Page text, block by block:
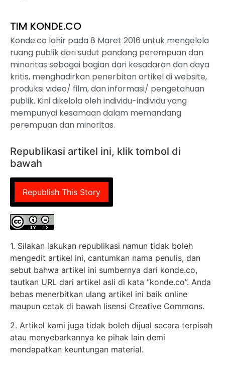
TIM KONDE.CO
Konde.co lahir pada 8 Maret 2016 untuk mengelola
ruang publik dari sudut pandang perempuan dan
minoritas sebagai bagian dari kesadaran dan daya
kritis, menghadirkan penerbitan artikel di website,
produksi video/ film, dan informasi/ pengetahuan
publik. Kini dikelola oleh individu-individu yang
mempunyai kesamaan dalam memandang
perempuan dan minoritas.
Republikasi artikel ini, klik tombol di
bawah
Republish This Story
1. Silakan lakukan republikasi namun tidak boleh
mengedit artikel ini, cantumkan nama penulis, dan
sebut bahwa artikel ini sumbernya dari konde.co,
tautkan URL dari artikel asli di kata “konde.co”. Anda
bebas menerbitkan ulang artikel ini baik online
maupun cetak di bawah lisensi Creative Commons.
2. Artikel kami juga tidak boleh dijual secara terpisah
atau menyebarkannya ke pihak lain demi
mendapatkan keuntungan material.